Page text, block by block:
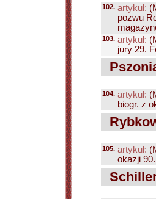
102. artykuł:
pozwu
103. artykuł:
jury 29.
104. artykuł:
biogr. z
105. artykuł:
okazji